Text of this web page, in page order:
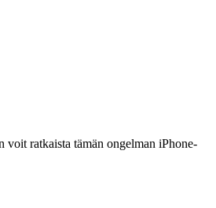
voit ratkaista tämän ongelman iPhone-